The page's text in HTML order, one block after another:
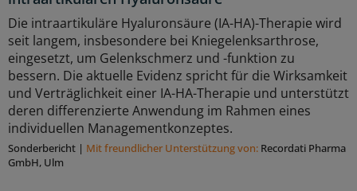
Die intraartikuläre Hyaluronsäure (IA-HA)-Therapie wird
seit langem, insbesondere bei Kniegelenksarthrose,
eingesetzt, um Gelenkschmerz und -funktion zu
bessern. Die aktuelle Evidenz spricht für die Wirksamkeit
und Verträglichkeit einer IA-HA-Therapie und unterstützt
deren differenzierte Anwendung im Rahmen eines
individuellen Managementkonzeptes.
Sonderbericht | Mit freundlicher Unterstützung von: Recordati Pharma
GmbH, Ulm